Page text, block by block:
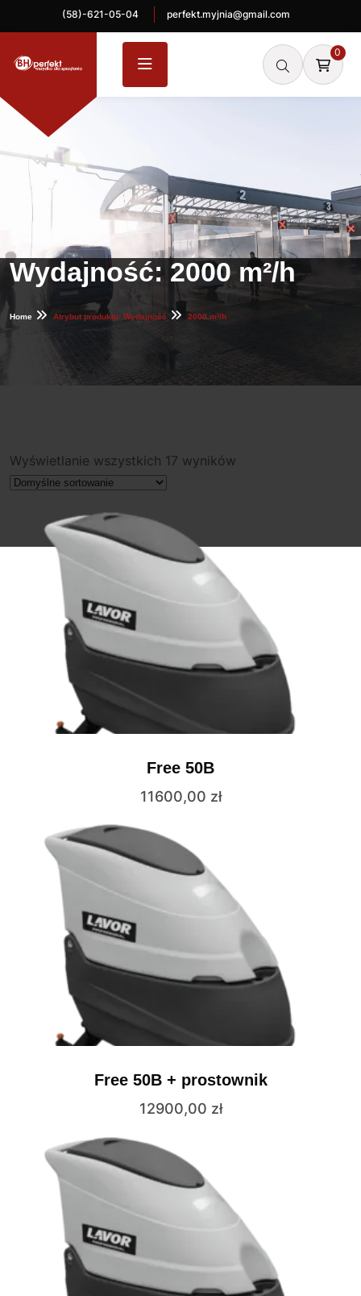
(58)-621-05-04 perfekt.myjnia@gmail.com
0
Wydajność: 2000 m²/h
Home Atrybut produktu: Wydajność 2000 m²/h
Wyświetlanie wszystkich 17 wyników
Free 50B
11600,00 zł
Free 50B + prostownik
12900,00 zł